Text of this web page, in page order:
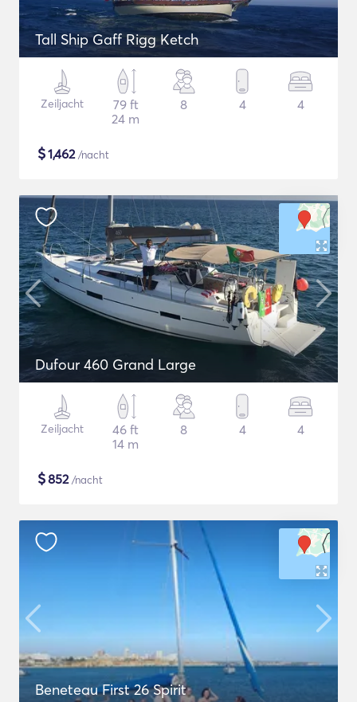
Tall Ship Gaff Rigg Ketch
Zeiljacht
79 ft
24 m
8 4 4
$1,462/nacht
Dufour 460 Grand Large
Zeiljacht
46 ft
14 m
8 4 4
$852/nacht
Beneteau First 26 Spirit